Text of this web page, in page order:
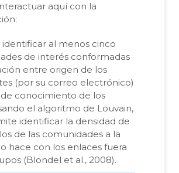
aquí con la
identificar al menos cinco
de interés conformadas
entre origen de los
(por su correo electrónico)
conocimiento de los
el algoritmo de Louvain,
identificar la densidad de
de las comunidades a la
hace con los enlaces fuera
(Blondel et al., 2008).